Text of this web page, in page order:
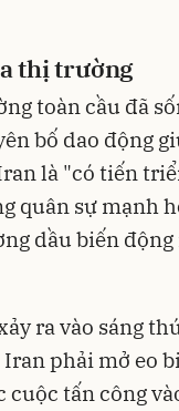
thị trường
toàn cầu đã
bố dao động
là "có tiến
quân sự mạnh
dầu biến
ra vào sáng
phải mở eo
tấn công